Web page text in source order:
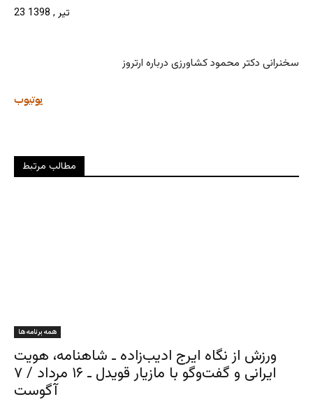
23 تیر , 1398
سخنرانی دکتر محمود کشاورزی درباره ارتروز
یوتیوب
مطالب مرتبط
همه برنامه ها
ورزش از نگاه ایرج ادیب‌زاده ـ شاهنامه، هویت
ایرانی و گفت‌وگو با مازیار قویدل ـ ۱۶ مرداد / ۷
آگوست